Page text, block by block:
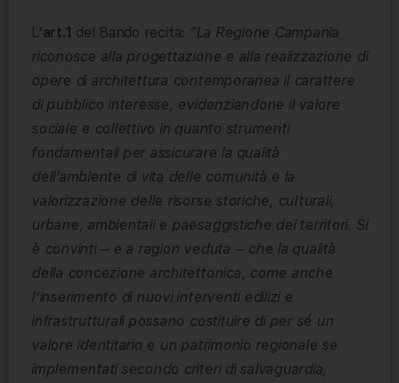
L’art.1 del Bando recita: “La Regione Campania
riconosce alla progettazione e alla realizzazione di
opere di architettura contemporanea il carattere
di pubblico interesse, evidenziandone il valore
sociale e collettivo in quanto strumenti
fondamentali per assicurare la qualità
dell’ambiente di vita delle comunità e la
valorizzazione delle risorse storiche, culturali,
urbane, ambientali e paesaggistiche dei territori. Si
è convinti – e a ragion veduta – che la qualità
della concezione architettonica, come anche
l’inserimento di nuovi interventi edilizi e
infrastrutturali possano costituire di per sé un
valore identitario e un patrimonio regionale se
implementati secondo criteri di salvaguardia,